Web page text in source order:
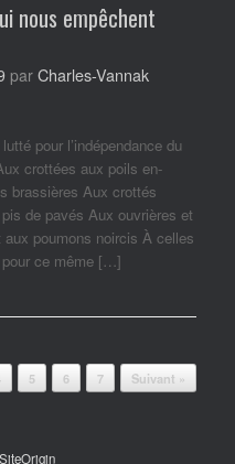
nous empêchent
par Charles-Vannak
pour l’indépendance du
crottées aux poils en-
brassières Aux crottés
de pavés Aux ouvrières et
poumons noircis À celles
ce même […]
5 6 7 Suivant »
SiteOrigin